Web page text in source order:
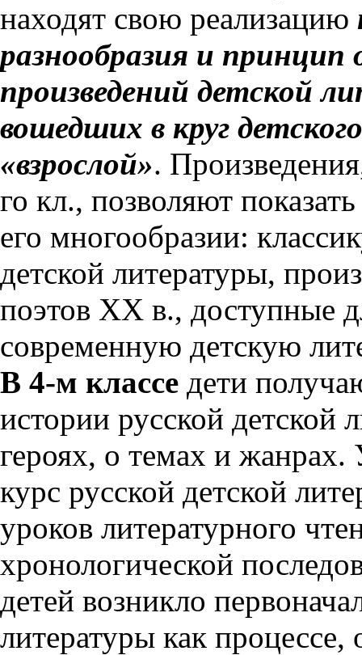
находят свою реализацию
разнообразия и
произведений детской
вошедших в круг
«взрослой».
го кл., позволяют
его многообразии:
детской литературы,
поэтов XX в., доступные
современную детскую
В 4-м классе дети
истории русской детской
героях, о темах и жанрах.
курс русской детской
уроков литературного
хронологической
детей возникло
литературы как процессе,